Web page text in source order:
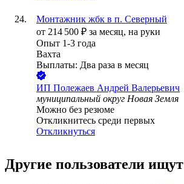
Монтажник жбк в п. Северный
от 214 500 ₽ за месяц, на руки
Опыт 1-3 года
Вахта
Выплаты: Два раза в месяц
ИП Полежаев Андрей Валерьевич
муниципальный округ Новая Земля
Можно без резюме
Откликнитесь среди первых
Откликнуться
Другие пользователи ищут